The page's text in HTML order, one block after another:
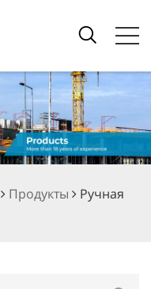
Продукты
Ручная